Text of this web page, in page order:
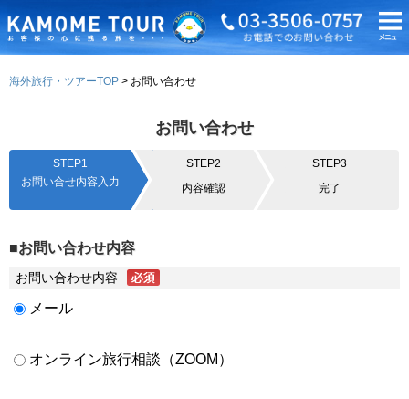
海外旅行・ツアーTOP お問い合わせ
お問い合わせ
STEP1
お問い合せ内容入力
STEP2
内容確認
STEP3
完了
■お問い合わせ内容
お問い合わせ内容
メール
オンライン旅行相談（ZOOM）